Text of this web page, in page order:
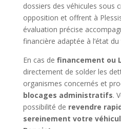
dossiers des véhicules sous
opposition et offrent à
évaluation précise
financière adaptée à l’état du
En cas de financement ou
directement de solder les
organismes concernés et
blocages administratifs.
possibilité de revendre
sereinement votre